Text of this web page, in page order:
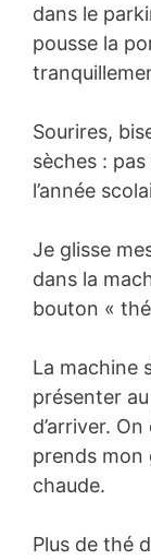
dans le
pousse la
Sourires,
sèches :
l’année
Je glisse
dans la
bouton «
La machine
présenter
d’arriver.
prends mon
chaude.
Plus de thé